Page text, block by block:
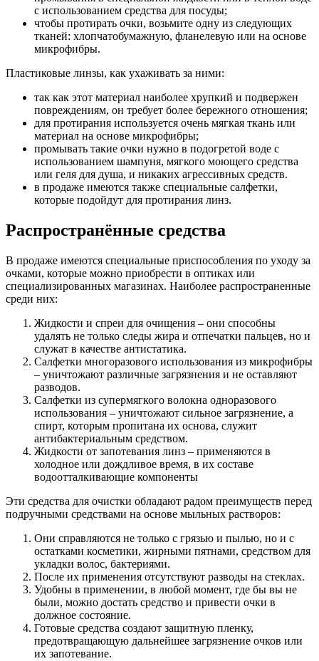
с использованием средства для посуды;
чтобы протирать очки, возьмите одну из следующих
тканей: хлопчатобумажную, фланелевую или на основе
микрофибры.
Пластиковые линзы, как ухаживать за ними:
так как этот материал наиболее хрупкий и подвержен
повреждениям, он требует более бережного отношения;
для протирания используется очень мягкая ткань или
материал на основе микрофибры;
промывать такие очки нужно в подогретой воде с
использованием шампуня, мягкого моющего средства
или геля для душа, и никаких агрессивных средств.
в продаже имеются также специальные салфетки,
которые подойдут для протирания линз.
Распространённые средства
В продаже имеются специальные приспособления по уходу за
очками, которые можно приобрести в оптиках или
специализированных магазинах. Наиболее распространенные
среди них:
Жидкости и спреи для очищения – они способны
удалять не только следы жира и отпечатки пальцев, но и
служат в качестве антистатика.
Салфетки многоразового использования из микрофибры
– уничтожают различные загрязнения и не оставляют
разводов.
Салфетки из супермягкого волокна одноразового
использования – уничтожают сильное загрязнение, а
спирт, которым пропитана их основа, служит
антибактериальным средством.
Жидкости от запотевания линз – применяются в
холодное или дождливое время, в их составе
водоотталкивающие компоненты
Эти средства для очистки обладают радом преимуществ перед
подручными средствами на основе мыльных растворов:
Они справляются не только с грязью и пылью, но и с
остатками косметики, жирными пятнами, средством для
укладки волос, бактериями.
После их применения отсутствуют разводы на стеклах.
Удобны в применении, в любой момент, где бы вы не
были, можно достать средство и привести очки в
должное состояние.
Готовые средства создают защитную пленку,
предотвращающую дальнейшее загрязнение очков или
их запотевание.